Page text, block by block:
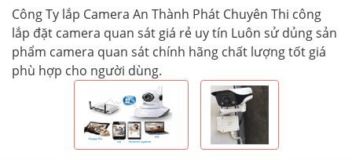
Công Ty lắp Camera An Thành Phát Chuyên Thi công
lắp đặt camera quan sát giá rẻ uy tín Luôn sử dủng sản
phẩm camera quan sát chính hãng chất lượng tốt giá
phù hợp cho người dùng.